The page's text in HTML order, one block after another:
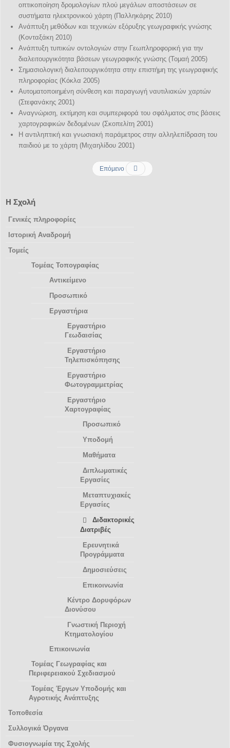
οπτικοποίηση δρομολογίων πλού μεγάλων αποστάσεων σε
συστήματα ηλεκτρονικού χάρτη (Παλληκάρης 2010)
Ανάπτυξη μεθόδων και τεχνικών εξόρυξης γεωγραφικής γνώσης
(Κονταξάκη 2010)
Ανάπτυξη τυπικών οντολογιών στην Γεωπληροφορική για την
διαλειτουργικότητα βάσεων γεωγραφικής γνώσης (Τομαή 2005)
Σημασιολογική διαλειτουργικότητα στην επιστήμη της γεωγραφικής
πληροφορίας (Κόκλα 2005)
Αυτοματοποιημένη σύνθεση και παραγωγή ναυτιλιακών χαρτών
(Στεφανάκης 2001)
Αναγνώριση, εκτίμηση και συμπεριφορά του σφάλματος στις βάσεις
χαρτογραφικών δεδομένων (Σκοπελίτη 2001)
Η αντιληπτική και γνωσιακή παράμετρος στην αλληλεπίδραση του
παιδιού με το χάρτη (Μιχαηλίδου 2001)
Επόμενο
Η Σχολή
Γενικές πληροφορίες
Ιστορική Αναδρομή
Τομείς
Τομέας Τοπογραφίας
Αντικείμενο
Προσωπικό
Εργαστήρια
Εργαστήριο
Γεωδαισίας
Εργαστήριο
Τηλεπισκόπησης
Εργαστήριο
Φωτογραμμετρίας
Εργαστήριο
Χαρτογραφίας
Προσωπικό
Υποδομή
Μαθήματα
Διπλωματικές
Εργασίες
Μεταπτυχιακές
Εργασίες
Διδακτορικές
Διατριβές
Ερευνητικά
Προγράμματα
Δημοσιεύσεις
Επικοινωνία
Κέντρο Δορυφόρων
Διονύσου
Γνωστική Περιοχή
Κτηματολογίου
Επικοινωνία
Τομέας Γεωγραφίας και
Περιφερειακού Σχεδιασμού
Τομέας Έργων Υποδομής και
Αγροτικής Ανάπτυξης
Τοποθεσία
Συλλογικά Όργανα
Φυσιογνωμία της Σχολής